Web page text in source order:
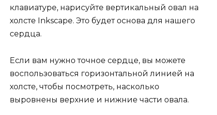
клавиатуре, нарисуйте вертикальный овал на
холсте Inkscape. Это будет основа для нашего
сердца.
Если вам нужно точное сердце, вы можете
воспользоваться горизонтальной линией на
холсте, чтобы посмотреть, насколько
выровнены верхние и нижние части овала.